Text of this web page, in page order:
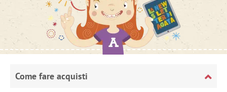
Come fare acquisti